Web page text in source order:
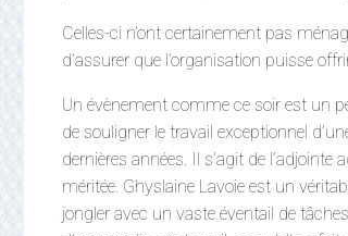
Celles-ci n’ont certainement pas
d’assurer que l’organisation puisse
Un évènement comme ce soir est un
de souligner le travail exceptionnel
dernières années. Il s’agit de
méritée. Ghyslaine Lavoie est un
jongler avec un vaste éventail de